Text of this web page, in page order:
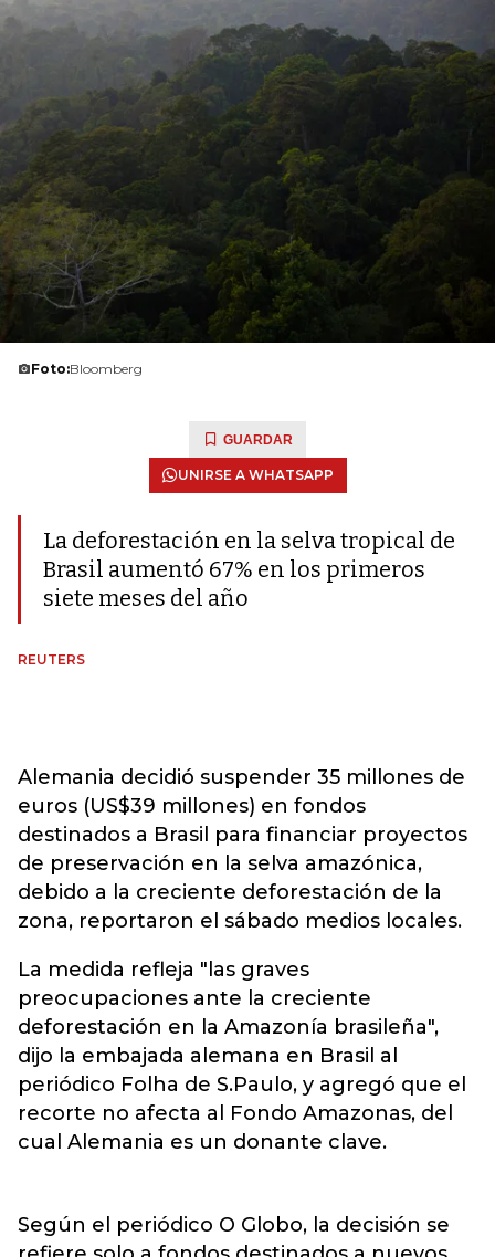
Foto:Bloomberg
GUARDAR
UNIRSE A WHATSAPP
La deforestación en la selva tropical de
Brasil aumentó 67% en los primeros
siete meses del año
REUTERS
Alemania decidió suspender 35 millones de
euros (US$39 millones) en fondos
destinados a Brasil para financiar proyectos
de preservación en la selva amazónica,
debido a la creciente deforestación de la
zona, reportaron el sábado medios locales.
La medida refleja "las graves
preocupaciones ante la creciente
deforestación en la Amazonía brasileña",
dijo la embajada alemana en Brasil al
periódico Folha de S.Paulo, y agregó que el
recorte no afecta al Fondo Amazonas, del
cual Alemania es un donante clave.
Según el periódico O Globo, la decisión se